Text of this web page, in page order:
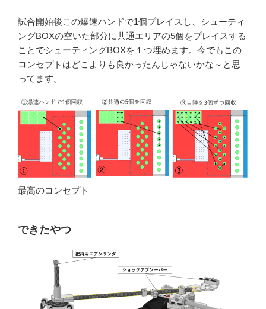
試合開始後この爆速ハンドで1個プレイスし、シューティ
ングBOXの空いた部分に共通エリアの5個をプレイスする
ことでシューティングBOXを１つ埋めます。今でもこの
コンセプトはどこよりも良かったんじゃないかな～と思
ってます。
最高のコンセプト
できたやつ